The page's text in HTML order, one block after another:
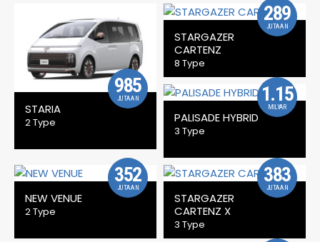
985
JUTAAN
STARIA
2 Type
289
JUTAAN
STARGAZER
CARTENZ
8 Type
1.15
MILYAR
PALISADE HYBRID
3 Type
352
JUTAAN
NEW VENUE
2 Type
383
JUTAAN
STARGAZER
CARTENZ X
3 Type